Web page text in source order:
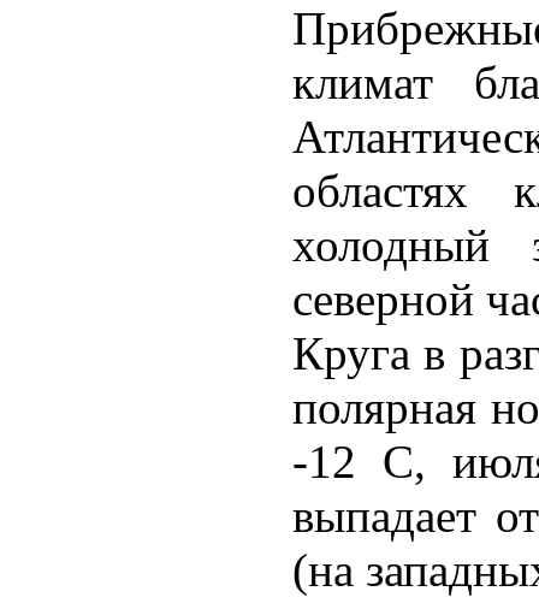
климат
областях
северной
Круга в
полярная
-12 С,
выпадает
(на